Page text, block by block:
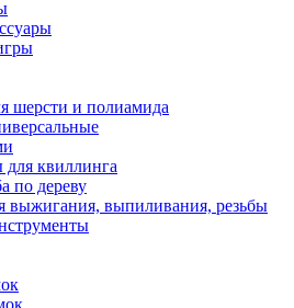
шерсти и полиамида
квиллинга
по дереву
выжигания, выпиливания, резьбы